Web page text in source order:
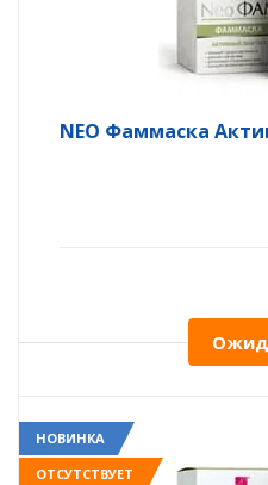
NEO Фаммаска
НОВИНКА
ОТСУТСТВУЕТ